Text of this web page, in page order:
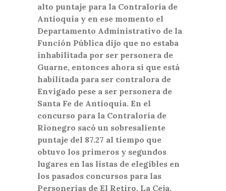
alto puntaje para la Contraloría de
Antioquia y en ese momento el
Departamento Administrativo de la
Función Pública dijo que no estaba
inhabilitada por ser personera de
Guarne, entonces ahora sí que está
habilitada para ser contralora de
Envigado pese a ser personera de
Santa Fe de Antioquia. En el
concurso para la Contraloría de
Rionegro sacó un sobresaliente
puntaje del 87.27 al tiempo que
obtuvo los primeros y segundos
lugares en las listas de elegibles en
los pasados concursos para las
Personerías de El Retiro, La Ceja,